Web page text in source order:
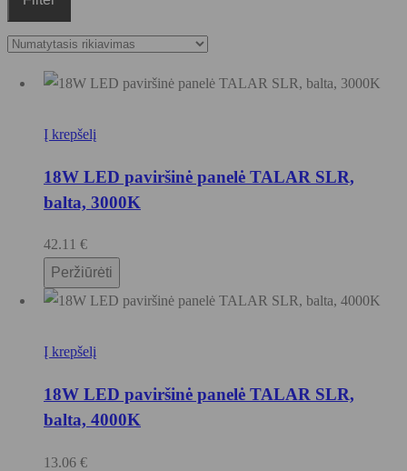
Į krepšelį
18W LED paviršinė panelė TALAR SLR,
balta, 3000K
42.11 €
Peržiūrėti
Į krepšelį
18W LED paviršinė panelė TALAR SLR,
balta, 4000K
13.06 €